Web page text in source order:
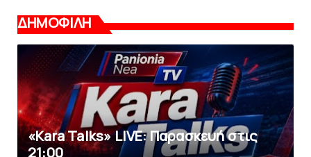
ΔΗΜΟΦΙΛΗ
«Kara Talks» LIVE: Παρασκευή στις
21:00